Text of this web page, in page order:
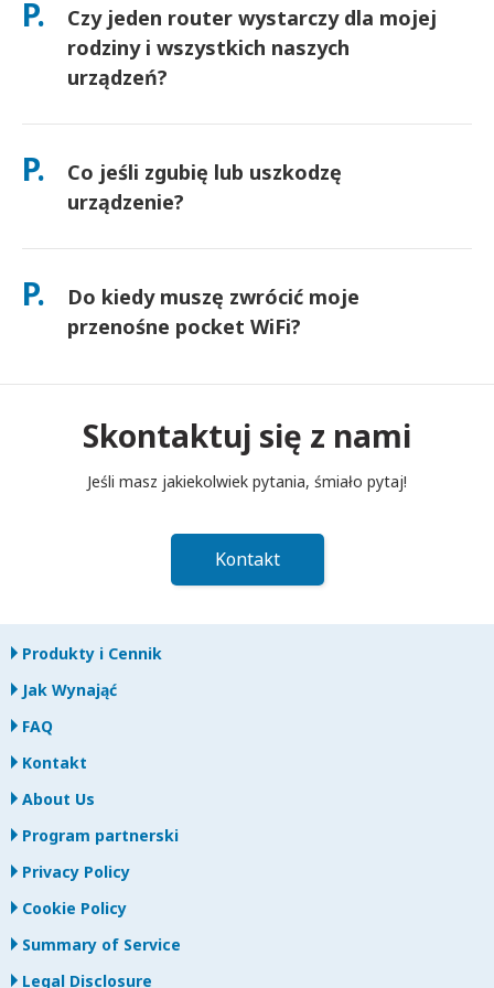
docierają następnego dnia. Jeśli nie jesteś pewien, skontaktuj
się z nami, a my potwierdzimy najszybszą opcję dla Twojego
obszaru.
P.
Czy jeden router wystarczy dla mojej
rodziny i wszystkich naszych
urządzeń?
Tak — podłącz do 10 urządzeń jednocześnie (telefony,
dołączamy darmowy power bank do użytku przez cały dzień.
P.
Co jeśli zgubię lub uszkodzę
urządzenie?
Możesz dodać Ubezpieczenie przy kasie, aby pokryć koszty
wymianę. Jeśli coś się stanie, skontaktuj się z nami
natychmiast — pomożemy Ci pozostać w kontakcie.
P.
Do kiedy muszę zwrócić moje
przenośne pocket WiFi?
okresu wynajmu. Jeśli spóźnisz się ze zwrotem, zostaniesz
obciążony opłatą.
Skontaktuj się z nami
Jeśli masz jakiekolwiek pytania, śmiało pytaj!
Kontakt
Produkty i Cennik
Jak Wynająć
FAQ
Kontakt
About Us
Program partnerski
Privacy Policy
Cookie Policy
Summary of Service
Legal Disclosure